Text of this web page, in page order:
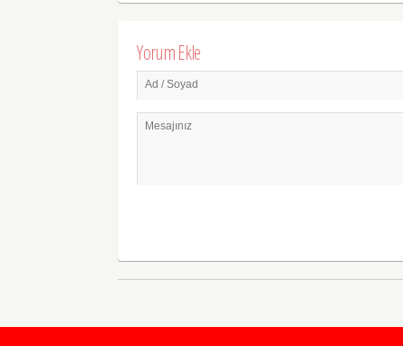
Yorum Ekle
Ad / Soyad
Mesajınız